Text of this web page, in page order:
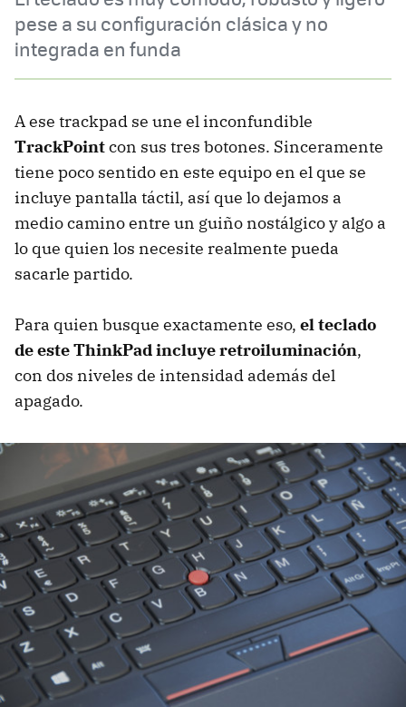
pese a su configuración clásica y no
integrada en funda
A ese trackpad se une el inconfundible
TrackPointcon sus tres botones. Sinceramente
tiene poco sentido en este equipo en el que se
incluye pantalla táctil, así que lo dejamos a
medio camino entre un guiño nostálgico y algo a
lo que quien los necesite realmente pueda
sacarle partido.
Para quien busque exactamente eso, el teclado
de este ThinkPad incluye retroiluminación,
con dos niveles de intensidad además del
apagado.